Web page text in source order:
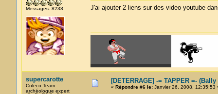
Messages: 8238 J'ai ajouter 2 liens sur des video youtube
supercarotte
Coleco Team
archéologue expert
[DETERRAGE] -= TAPPER =-
« Répondre #6 le:Janvier 26, 2008, 12:35:53